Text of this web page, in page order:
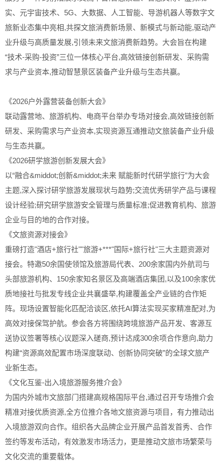
实、元宇宙技术、5G、大数据、人工智能、导游机器人等数字文
旅新业态集中亮相,共探文旅消费新场景、新模式与新动能,驱动产
业升级与高质量发展,引领未来文旅消费新趋势。大会旨在构建
“技术-采购-投资”三位一体核心平台,高效链接创新研发、采购需
求与产业资本,推动智慧景区装备产业升级与生态共赢。
《2026户外露营装备创新大会》
联动露营地、旅游机构、电商平台举办专场对接会,高效链接创新
研发、采购需求与产业资本,实现资源互通推动文旅装备产业升级
与生态共赢。
《2026研学旅游创新发展大会》
以“融合&middot;创新&middot;未来 赋能新时代研学旅行”为大会
主题,深入探讨研学旅游发展现状与趋势;交流优秀研学产品与课程
设计经验;研究研学旅游安全管理与质量标准;促进教育机构、旅游
企业与目的地的合作对接。
《文旅资源对接会》
重磅打造"酒店+旅行社""旅游+***"国际+旅行社"三大主题资源对
接会。特邀50余国使领馆及旅游局代表、200余家国内外航司与
头部旅游机构、150余家知名景区及高端酒店集团,以及100余家优
质地接社与批发专线企业共襄盛举,构建覆盖全产业链的合作矩
阵。现场设置智能化匹配洽谈区,依托AI算法实现买家精准配对,为
高效对接保驾护航。参会各方将围绕跨境旅游产品开发、客源互
送协议签署等核心议题深入磋商,预计达成300余项合作意向,助力
构建“资源高效配置市场深度联动、创新协同突破”的全球文旅产
业新生态。
《文化互鉴-出入境旅游服务推介会》
为国内外城市文旅部门搭建高规格国际平台,通过召开专场推介会
精准对接优质资源,全方位推介各地文旅资源与项目，有力推动出
入境旅游双向合作。组织各大品牌企业开展产品首发首秀、合作
签约等发布活动，有效激发市场活力，更是推动文旅市场繁荣与
文化交流的重要载体。